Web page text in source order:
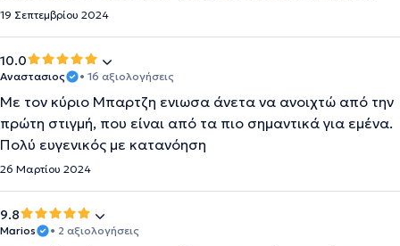
19 Σεπτεμβρίου 2024
10.0
Αναστασιος • 16 αξιολογήσεις
Με τον κύριο Μπαρτζη ενιωσα άνετα να ανοιχτώ από την
πρώτη στιγμή, που είναι από τα πιο σημαντικά για εμένα.
Πολύ ευγενικός με κατανόηση
26 Μαρτίου 2024
9.8
Marios • 2 αξιολογήσεις